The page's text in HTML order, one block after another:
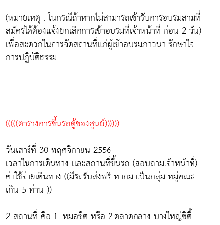
(หมายเหตุ . ในกรณีถ้าหากไม่สามารถเข้ารับการอบรมสามที่
สมัครได้ต้องแจ้งยกเลิกการเข้าอบรมที่เจ้าหน้าที่ ก่อน 2 วัน)
เพื่อสะดวกในการจัดสถานที่แก่ผู้เข้าอบรมภาวนา รักษาใจ
การปฏิบัติธรรม
(((((ตารางการขึ้นรถตู้ของศูนย์))))))
วันเสาร์ที่ 30 พฤศจิกายน 2556
เวลาในการเดินทาง เเละสถานที่ขึ้นรถ (สอบถามเจ้าหน้าที่).
ค่าใช้จ่ายเดินทาง ((มีรถรับส่งฟรี หากมาเป็นกลุ่ม หมู่คณะ
เกิน 5 ท่าน ))
2 สถานที่ คือ 1. หมอชิต หรือ 2.ตลาดกลาง บางใหญ่ซิตี้